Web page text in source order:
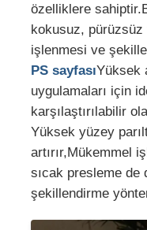
Bizimle İletişim
Haberler
Davalar
Bir İndirim İste
Pet plaka
özelliklere
kokusuz,
işlenmesi ve
PS sayfasıYüksek
uygulamaları için
karşılaştırılabilir
Yüksek yüzey
artırır,Mükemmel
sıcak presleme de
şekillendirme